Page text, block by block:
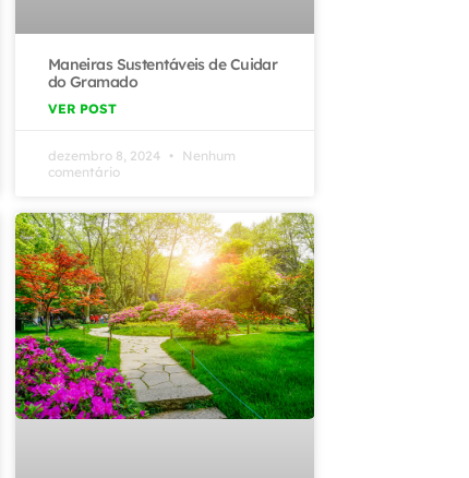
Maneiras Sustentáveis de Cuidar
do Gramado
VER POST
dezembro 8, 2024
Nenhum
comentário